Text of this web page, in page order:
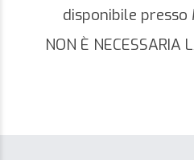
disponibile presso
NON È NECESSARIA